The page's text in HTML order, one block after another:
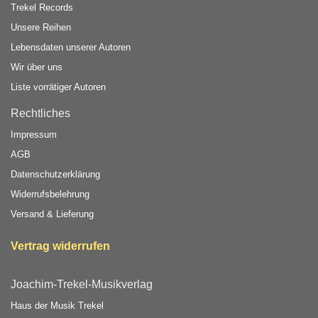
Trekel Records
Unsere Reihen
Lebensdaten unserer Autoren
Wir über uns
Liste vorrätiger Autoren
Rechtliches
Impressum
AGB
Datenschutzerklärung
Widerrufsbelehrung
Versand & Lieferung
Vertrag widerrufen
Joachim-Trekel-Musikverlag
Haus der Musik Trekel